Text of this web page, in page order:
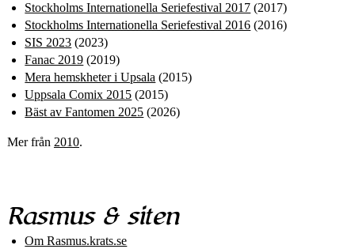
Stockholms Inter­nationella Seriefestival 2017 (2017)
Stockholms Inter­nationella Seriefestival 2016 (2016)
SIS 2023 (2023)
Fanac 2019 (2019)
Mera hemskheter i Upsala (2015)
Uppsala Comix 2015 (2015)
Bäst av Fantomen 2025 (2026)
Mer från 2010.
Rasmus & siten
Om Rasmus​.krats​.se